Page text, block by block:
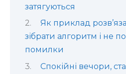
затягуються
Як приклад
зібрати алгоритм і не
помилки
Спокійні вечори,